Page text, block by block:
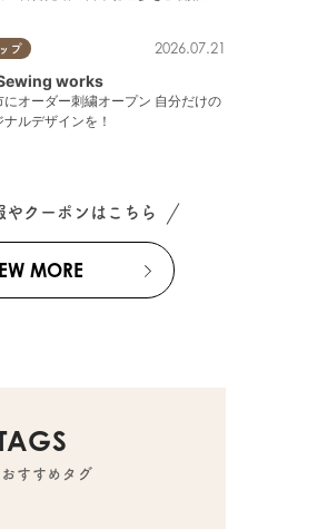
プ 2026.07.21
works
にオーダー刺繍オープン 自分だけの
ナルデザインを！
やクーポンはこちら
MORE
すすめタグ